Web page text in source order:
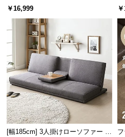
に
保
証
に
つ
い
て
レミアムタイプ
￥16,999
[幅185cm] 3人掛けローソファー リ